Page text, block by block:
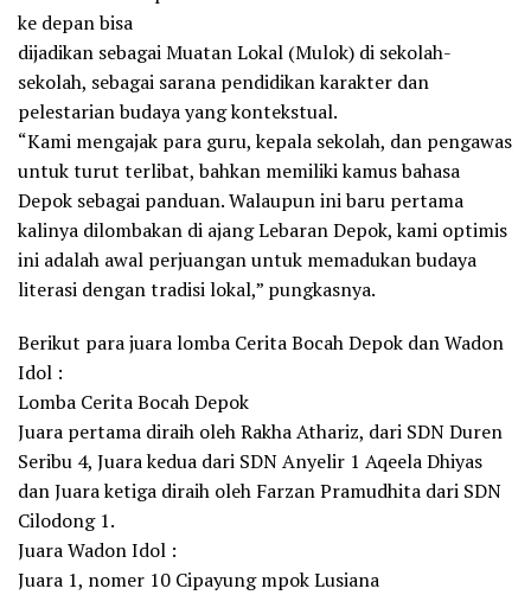
ke depan bisa
dijadikan sebagai Muatan Lokal (Mulok) di sekolah-
sekolah, sebagai sarana pendidikan karakter dan
pelestarian budaya yang kontekstual.
“Kami mengajak para guru, kepala sekolah, dan pengawas
untuk turut terlibat, bahkan memiliki kamus bahasa
Depok sebagai panduan. Walaupun ini baru pertama
kalinya dilombakan di ajang Lebaran Depok, kami optimis
ini adalah awal perjuangan untuk memadukan budaya
literasi dengan tradisi lokal,” pungkasnya.
Berikut para juara lomba Cerita Bocah Depok dan Wadon
Idol :
Lomba Cerita Bocah Depok
Juara pertama diraih oleh Rakha Athariz, dari SDN Duren
Seribu 4, Juara kedua dari SDN Anyelir 1 Aqeela Dhiyas
dan Juara ketiga diraih oleh Farzan Pramudhita dari SDN
Cilodong 1.
Juara Wadon Idol :
Juara 1, nomer 10 Cipayung mpok Lusiana